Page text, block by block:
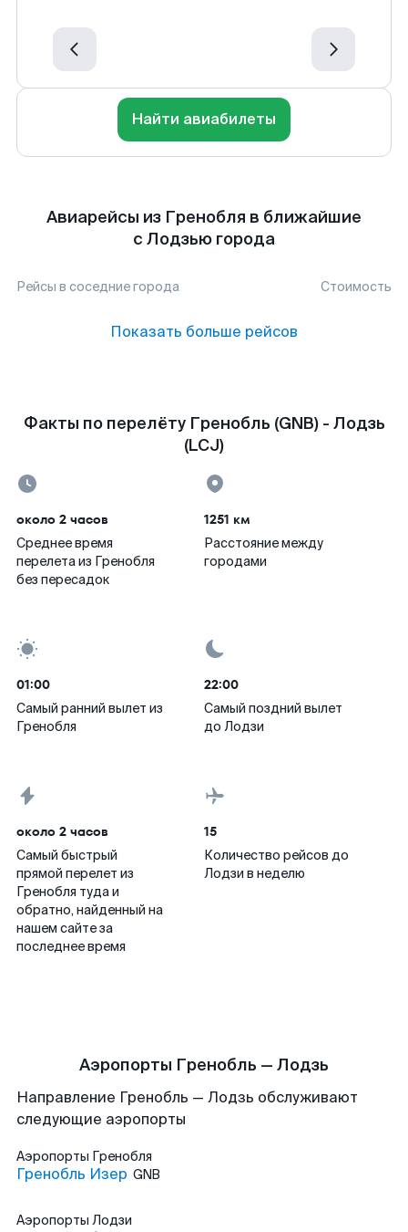
Найти авиабилеты
Авиарейсы из Гренобля в ближайшие
с Лодзью города
Рейсы в соседние города Стоимость
Показать больше рейсов
Факты по перелёту Гренобль (GNB) - Лодзь
(LCJ)
около 2 часов
Среднее время
перелета из Гренобля
без пересадок
1251 км
Расстояние между
городами
01:00
Самый ранний вылет из
Гренобля
22:00
Самый поздний вылет
до Лодзи
около 2 часов
Самый быстрый
прямой перелет из
Гренобля туда и
обратно, найденный на
нашем сайте за
последнее время
15
Количество рейсов до
Лодзи в неделю
Аэропорты Гренобль — Лодзь
Направление Гренобль — Лодзь обслуживают
следующие аэропорты
Аэропорты Гренобля
Гренобль Изер GNB
Аэропорты Лодзи